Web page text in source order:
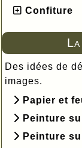
Confiture
Des idées de
images.
Papier et
Peinture
Peinture